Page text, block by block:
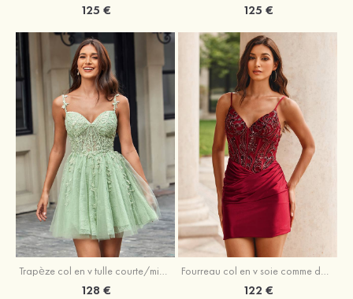
125 € 125 €
Trapèze col en v tulle courte/mini robe de fête de la rentrée avec perles
128 €
Fourreau col en v soie comme du satin courte/mini robe de fête de la rentrée avec paillettes
122 €